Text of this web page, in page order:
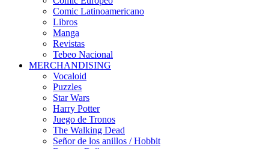
Comic Latinoamericano
Libros
Manga
Revistas
Tebeo Nacional
MERCHANDISING
Vocaloid
Puzzles
Star Wars
Harry Potter
Juego de Tronos
The Walking Dead
Señor de los anillos / Hobbit